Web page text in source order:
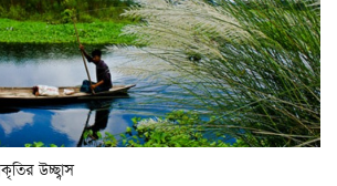
উচ্ছ্বাস